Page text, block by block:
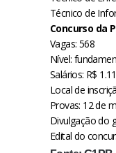
Técnico de
Concurso da
Vagas: 568
Nível:
Salários: R$
Local de
Provas: 12 de
Divulgação do
Edital do